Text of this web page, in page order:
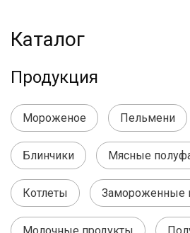
Каталог
Продукция
Мороженое Пельмени
Блинчики Мясные
Котлеты Замороженные